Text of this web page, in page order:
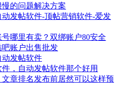
的问题解决方案
发帖软件-顶帖营销软件-爱发
哪里有卖？双绑账户80安全
账户出售批发
发帖软件
，自动发帖软件那个好用
文章排名发布前居然可以这样预